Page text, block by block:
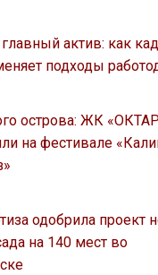
актив: как
подходы
острова: ЖК
на фестивале
одобрила проект
на 140 мест во